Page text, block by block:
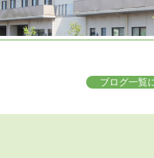
ブログ一覧